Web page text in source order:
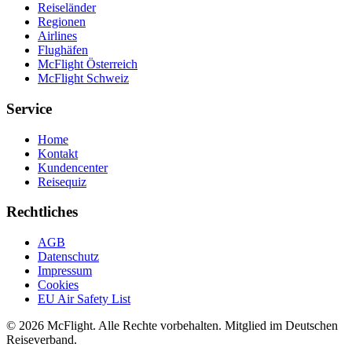
Reiseländer
Regionen
Airlines
Flughäfen
McFlight Österreich
McFlight Schweiz
Service
Home
Kontakt
Kundencenter
Reisequiz
Rechtliches
AGB
Datenschutz
Impressum
Cookies
EU Air Safety List
© 2026 McFlight. Alle Rechte vorbehalten. Mitglied im Deutschen
Reiseverband.